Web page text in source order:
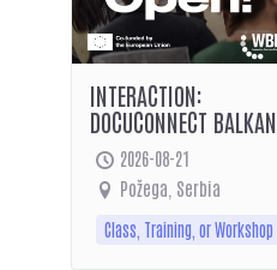
INTERACTION:
DOCUCONNECT BALKANS
2026 – OPEN CALL
2026-08-21
Požega, Serbia
Class, Training, or Workshop